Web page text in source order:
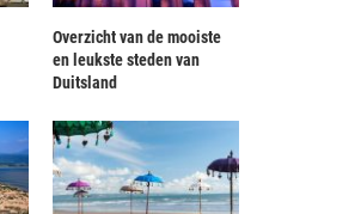
Overzicht van de mooiste
en leukste steden van
Duitsland